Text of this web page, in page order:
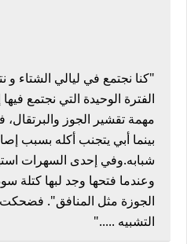
"كنا نجتمع في ليالي الشتاء
الفترة الوحيدة التي نجتمع
مهمة تقشير الجوز والبرتقال،
بينما أبي يتجنب أكله بسبب
شبابه.وفي إحدى السهرات
وعندما فتحها وجد لبها كتلة
الجوزة مثل المنافق".
التشبيه ....."